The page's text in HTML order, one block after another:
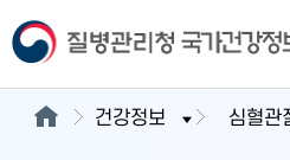
건강정보 심혈관